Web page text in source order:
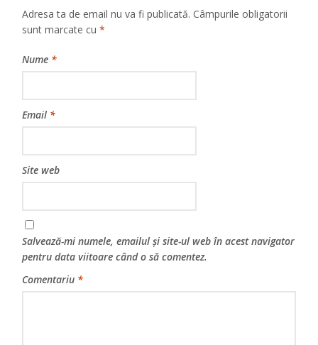
Adresa ta de email nu va fi publicată. Câmpurile obligatorii
sunt marcate cu*
Nume *
Email *
Site web
Salvează-mi numele, emailul și site-ul web în acest navigator
pentru data viitoare când o să comentez.
Comentariu *